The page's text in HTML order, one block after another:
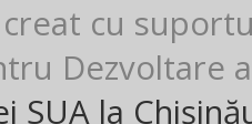
cu
Dezvoltare
SUA la